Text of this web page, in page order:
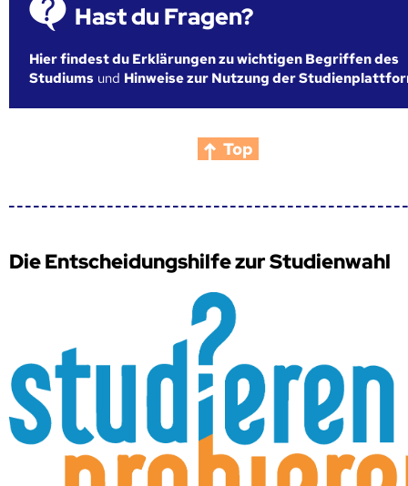
Hast du Fragen?
Hier findest du Erklärungen zu wichtigen Begriffen des
Studiums und Hinweise zur Nutzung der
Top
Die Entscheidungshilfe zur Studienwahl